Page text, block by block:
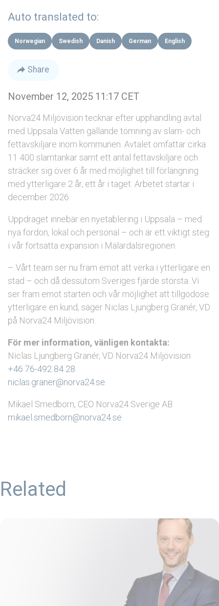
Auto translated to:
Norwegian Swedish Danish German English
Share
November 12, 2025 11:17 CET
Norva24 Miljövision tecknar efter upphandling avtal
med Uppsala Vatten gällande tömning av slam- och
fettavskiljare inom kommunen. Avtalet omfattar cirka
11 400 slamtankar samt ett antal fettavskiljare och
sträcker sig över 6 år med möjlighet till förlängning
med ytterligare 2 år, ett år i taget. Arbetet startar i
december 2026.
Uppdraget innebär en nyetablering i Uppsala – med
nya fordon, lokal och personal – och är ett viktigt steg
i vår fortsatta expansion i Mälardalsregionen.
– Vårt team ser nu fram emot att verka i ytterligare en
stad – och då dessutom Sveriges fjärde största. Vi
ser fram emot starten och vår möjlighet att tillgodose
ytterligare en kund, säger Niclas Ljungberg Granér, VD
på Norva24 Miljövision.
För mer information, vänligen kontakta:
Niclas Ljungberg Granér, VD Norva24 Miljövision
+46 76-492 84 28
niclas.graner@norva24.se
Mikael Smedborn, CEO Norva24 Sverige AB
mikael.smedborn@norva24.se
Related